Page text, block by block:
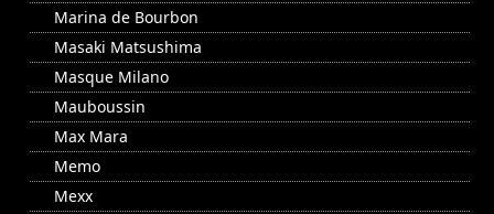
Marina de Bourbon
Masaki Matsushima
Masque Milano
Mauboussin
Max Mara
Memo
Mexx